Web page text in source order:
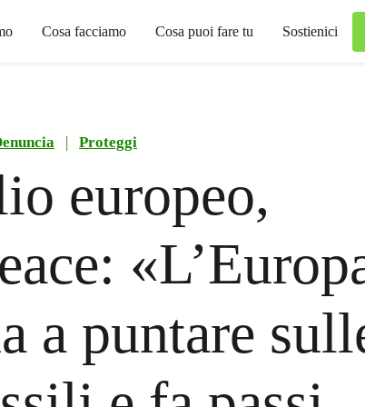
Cosa facciamo Cosa puoi fare tu Sostienici
| Proteggi
europeo,
a puntare